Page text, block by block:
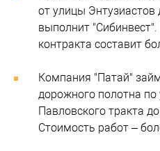
от улицы
выполнит
контракта составит
Компания "Патай"
дорожного полотна по
Павловского тракта
Стоимость работ –